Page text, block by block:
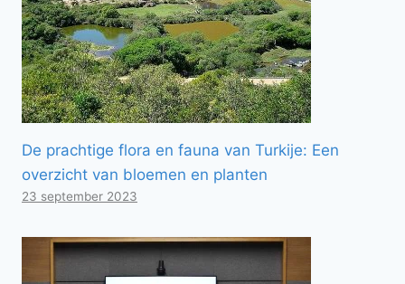
De prachtige flora en fauna van Turkije: Een
overzicht van bloemen en planten
23 september 2023